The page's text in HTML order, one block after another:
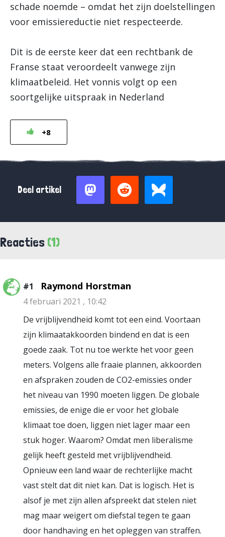
schade noemde – omdat het zijn doelstellingen
voor emissiereductie niet respecteerde.
Dit is de eerste keer dat een rechtbank de
Franse staat veroordeelt vanwege zijn
klimaatbeleid. Het vonnis volgt op een
soortgelijke uitspraak in Nederland
+8
Deel artikel
Reacties (1)
#1 Raymond Horstman
4 februari 2021 , 10:42
De vrijblijvendheid komt tot een eind. Voortaan
zijn klimaatakkoorden bindend en dat is een
goede zaak. Tot nu toe werkte het voor geen
meters. Volgens alle fraaie plannen, akkoorden
en afspraken zouden de CO2-emissies onder
het niveau van 1990 moeten liggen. De globale
emissies, de enige die er voor het globale
klimaat toe doen, liggen niet lager maar een
stuk hoger. Waarom? Omdat men liberalisme
gelijk heeft gesteld met vrijblijvendheid.
Opnieuw een land waar de rechterlijke macht
vast stelt dat dit niet kan. Dat is logisch. Het is
alsof je met zijn allen afspreekt dat stelen niet
mag maar weigert om diefstal tegen te gaan
door handhaving en het opleggen van straffen.